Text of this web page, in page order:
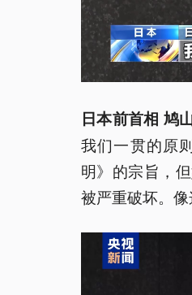
日本前首相 鸠
我们一贯的原
明》的宗旨，
被严重破坏。